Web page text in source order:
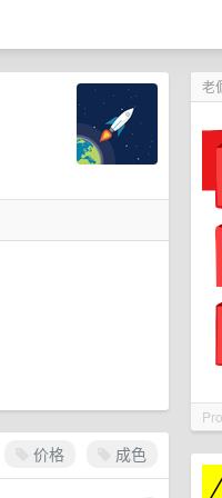
老
价格 成色